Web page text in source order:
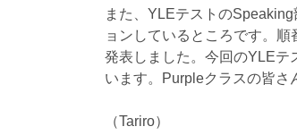
また、YLEテストの
ョンしているところです。
発表しました。今回のYLEテ
います。Purpleクラスの皆さ
（Tariro）